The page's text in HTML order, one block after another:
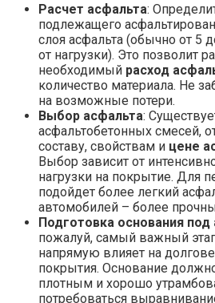
Расчет асфальта:
подлежащего
слоя асфальта (обычно от 5
от нагрузки). Это позволит
необходимый расход
количество материала. Не
на возможные потери.
Выбор асфальта:
асфальтобетонных смесей,
составу, свойствам и цене
Выбор зависит от
нагрузки на покрытие. Для
подойдет более легкий
автомобилей – более
Подготовка основания под
пожалуй, самый важный
напрямую влияет на
покрытия. Основание
плотным и хорошо
потребоваться